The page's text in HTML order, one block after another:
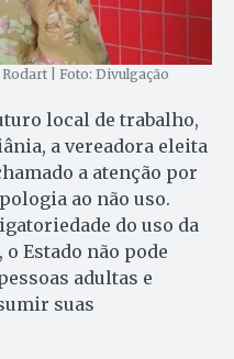
| Foto: Divulgação
local de trabalho,
a vereadora eleita
a atenção por
ao não uso.
do uso da
Estado não pode
adultas e
suas